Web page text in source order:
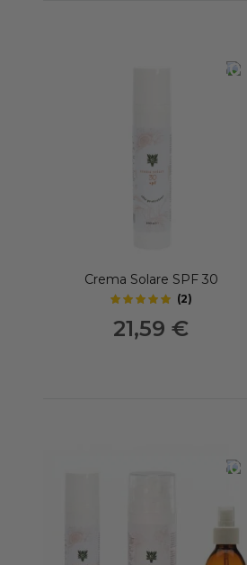
-20%
Crema Solare SPF 30
(2)
21,59 €
-20%